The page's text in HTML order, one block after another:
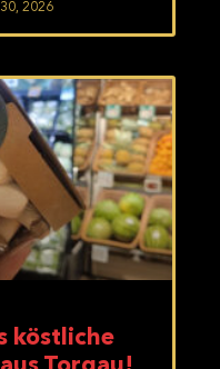
2026
köstliche